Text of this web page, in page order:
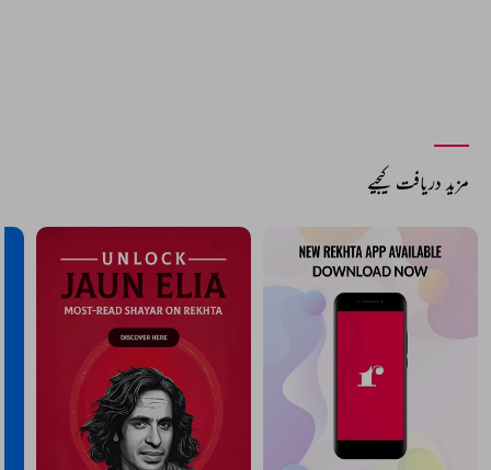
مزید دریافت کیجیے